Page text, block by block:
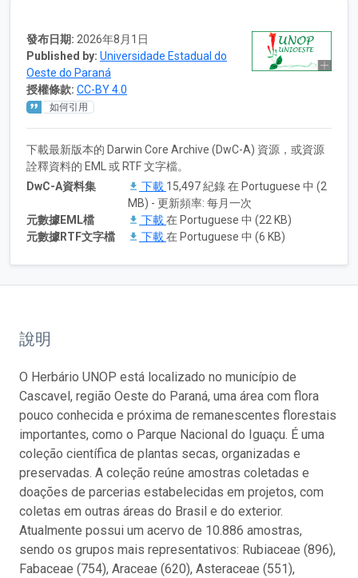
發布日期: 2026年8月1日
Published by: Universidade Estadual do
Oeste do Paraná
授權條款: CC-BY 4.0
如何引用
下載最新版本的 Darwin Core Archive (DwC-A) 資源，或資源
詮釋資料的 EML 或 RTF 文字檔。
DwC-A資料集
下載 15,497 紀錄 在 Portuguese 中 (2
MB) - 更新頻率: 每月一次
元數據EML檔
下載在 Portuguese 中 (22 KB)
元數據RTF文字檔
下載在 Portuguese 中 (6 KB)
說明
O Herbário UNOP está localizado no município de
Cascavel, região Oeste do Paraná, uma área com flora
pouco conhecida e próxima de remanescentes florestais
importantes, como o Parque Nacional do Iguaçu. É uma
coleção científica de plantas secas, organizadas e
preservadas. A coleção reúne amostras coletadas e
doações de parcerias estabelecidas em projetos, com
coletas em outras áreas do Brasil e do exterior.
Atualmente possui um acervo de 10.886 amostras,
sendo os grupos mais representativos: Rubiaceae (896),
Fabaceae (754), Araceae (620), Asteraceae (551),